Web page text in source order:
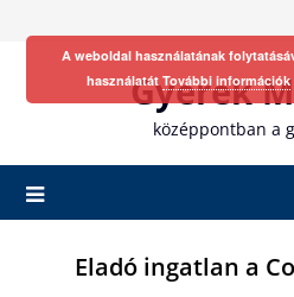
Gyerek
középpontban a
Eladó ingatlan a
A weboldal használatának
használatát További információk